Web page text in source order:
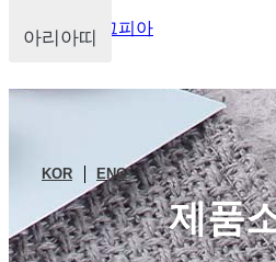
주식회사 마그피아
KOR ENG
제품
아리아띠